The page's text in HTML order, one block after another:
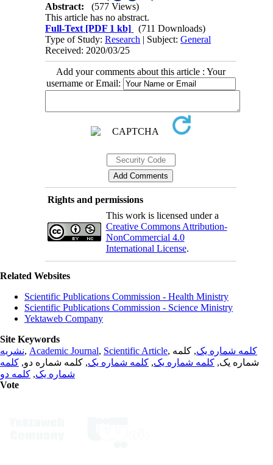
Abstract:
(577 Views)
This article has no abstract.
Full-Text [PDF 1 kb]
(711 Downloads)
Type of Study:Research | Subject:General
Received: 2020/03/25
Add your comments about this article : Your
username or Email:
Rights and permissions
This work is licensed under a
Creative Commons Attribution-
NonCommercial 4.0
International License.
Related Websites
Scientific Publications Commission - Health Ministry
Scientific Publications Commission - Science Ministry
Yektaweb Company
Site Keywords
نشریه, Academic Journal, Scientific Article, کلمه شماره یک, کلمه
شماره یک, کلمه شماره یک, کلمه شماره یک, کلمه شماره دو, کلمه
شماره یک, کلمه دو
Vote